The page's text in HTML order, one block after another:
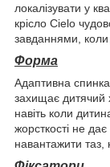
локалізувати у
крісло Cielo
завданнями, коли
Форма
Адаптивна
захищає дитячий
навіть коли
жорсткості не дає
навантажити таз,